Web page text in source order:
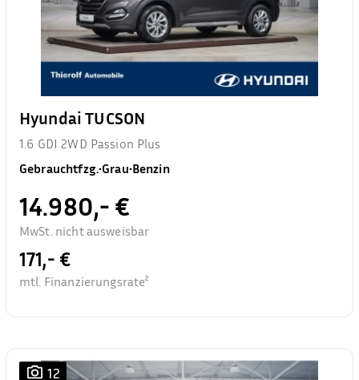
Hyundai TUCSON
1.6 GDI 2WD Passion Plus
Gebrauchtfzg.•Grau•Benzin
14.980,- €
MwSt. nicht ausweisbar
171,- €
mtl. Finanzierungsrate²
12